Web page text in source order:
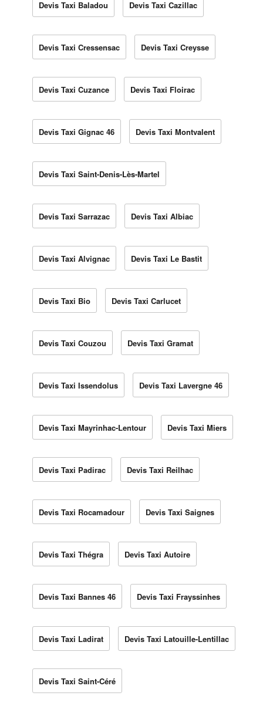
Devis Taxi Baladou Devis Taxi Cazillac
Devis Taxi Cressensac Devis Taxi Creysse
Devis Taxi Cuzance Devis Taxi Floirac
Devis Taxi Gignac 46 Devis Taxi Montvalent
Devis Taxi Saint-Denis-Lès-Martel
Devis Taxi Sarrazac Devis Taxi Albiac
Devis Taxi Alvignac Devis Taxi Le Bastit
Devis Taxi Bio Devis Taxi Carlucet
Devis Taxi Couzou Devis Taxi Gramat
Devis Taxi Issendolus Devis Taxi Lavergne 46
Devis Taxi Mayrinhac-Lentour Devis Taxi Miers
Devis Taxi Padirac Devis Taxi Reilhac
Devis Taxi Rocamadour Devis Taxi Saignes
Devis Taxi Thégra Devis Taxi Autoire
Devis Taxi Bannes 46 Devis Taxi Frayssinhes
Devis Taxi Ladirat Devis Taxi Latouille-Lentillac
Devis Taxi Saint-Céré